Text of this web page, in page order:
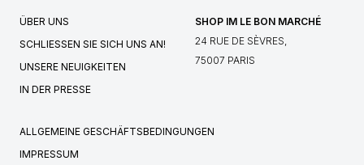
ÜBER UNS
SCHLIESSEN SIE SICH UNS AN!
UNSERE NEUIGKEITEN
IN DER PRESSE
SHOP IM LE BON MARCHÉ
24 RUE DE SÈVRES,
75007 PARIS
ALLGEMEINE GESCHÄFTSBEDINGUNGEN
IMPRESSUM